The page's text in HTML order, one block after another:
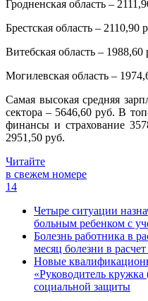
Гродненская область –
Брестская область – 2110,90
Витебская область –
Могилевская область –
Самая высокая средняя
сектора – 5646,60 руб. В
финансы и страхование
2951,50 руб.
Читайте
в свежем номере
14
Четыре ситуации
больным ребенком с
Болезнь работника в
месяц болезни в
Новые
«Руководитель
социальной защиты